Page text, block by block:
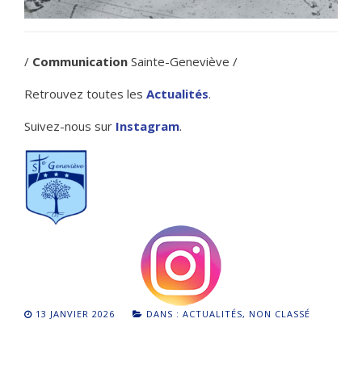
/ Communication Sainte-Geneviève /
Retrouvez toutes les Actualités.
Suivez-nous sur Instagram.
13 JANVIER 2026 DANS : ACTUALITÉS, NON CLASSÉ